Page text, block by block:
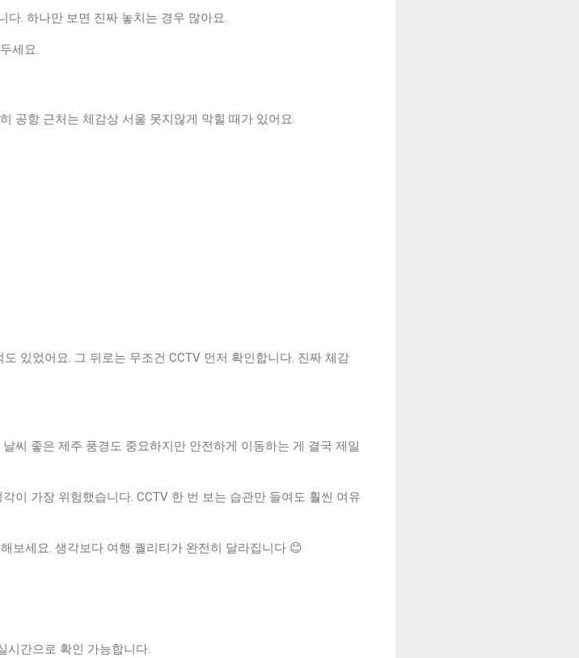
다. 하나만 보면 진짜 놓치는 경우 많아요.
세요.
공항 근처는 체감상 서울 못지않게 막힐 때가 있어요.
있었어요. 그 뒤로는 무조건 CCTV 먼저 확인합니다. 진짜 체감
씨 좋은 제주 풍경도 중요하지만 안전하게 이동하는 게 결국 제일
이 가장 위험했습니다. CCTV 한 번 보는 습관만 들여도 훨씬 여유
보세요. 생각보다 여행 퀄리티가 완전히 달라집니다 😊
시간으로 확인 가능합니다.